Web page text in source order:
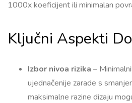
1000x koeficijent ili minimalan
Ključni Aspekti
Izbor nivoa rizika –
ujednačenije zarade s
maksimalne razine dizaju